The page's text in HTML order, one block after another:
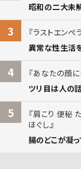
昭和の二大未
3
ラストエンペ
異常な性生活
4
あなたの顔
ツリ目は人の
5
肩こり 便秘
ほぐし
腸のどこが凝